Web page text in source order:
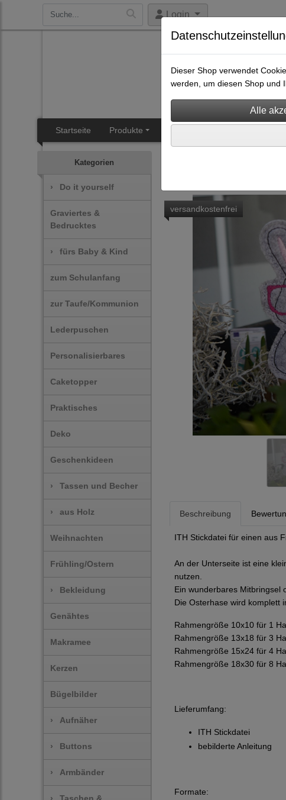
Login
Startseite Produkte
Kategorien
› Do it yourself
Graviertes &
Bedrucktes
› fürs Baby & Kind
zum Schulanfang
zur Taufe/Kommunion
Lederpuschen
Personalisierbares
Caketopper
Praktisches
Deko
Geschenkideen
› Tassen und Becher
› aus Holz
Weihnachten
Frühling/Ostern
› Bekleidung
Genähtes
Makramee
Kerzen
Bügelbilder
› Aufnäher
› Buttons
› Armbänder
versandkostenfrei
Beschreibung
ITH Stickdatei für einen aus
An der Unterseite ist eine
nutzen.
Ein wunderbares Mitbringsel
Die Osterhase wird komplett
Rahmengröße 10x10 für 1
Rahmengröße 13x18 für 3
Rahmengröße 15x24 für 4
Rahmengröße 18x30 für 8
Lieferumfang:
ITH Stickdatei
bebilderte Anleitung
Formate:
Dieser Shop verwendet
werden, um diesen Shop und